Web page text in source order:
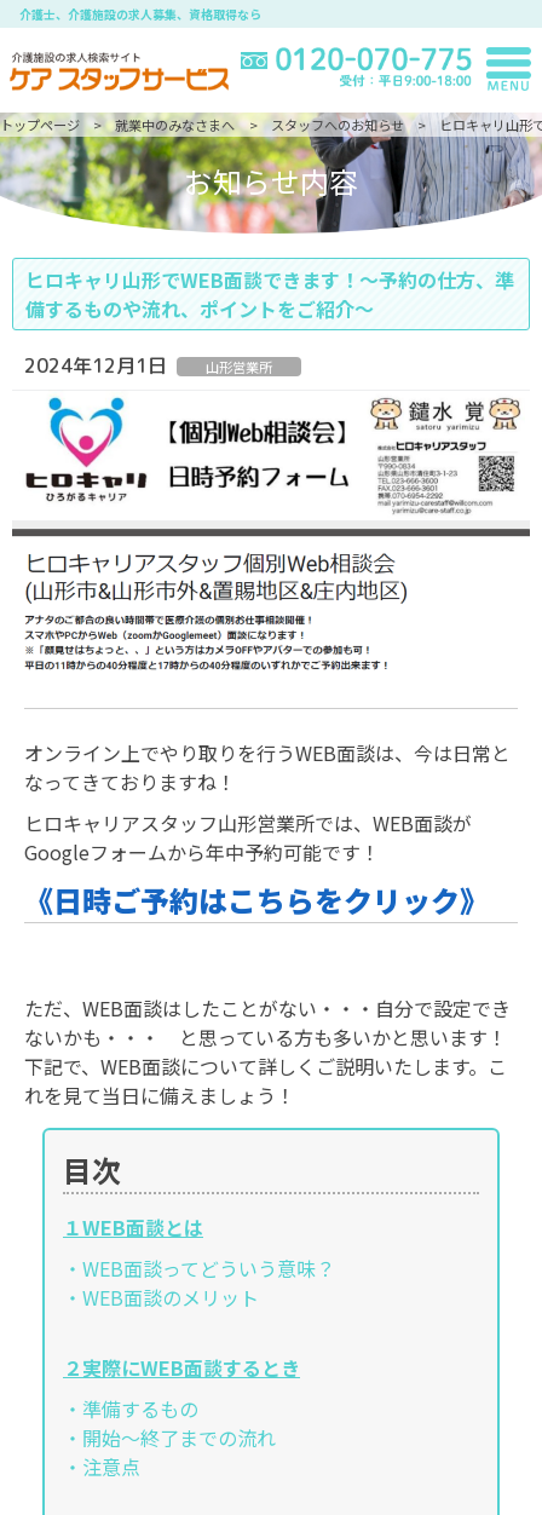
介護士、介護施設の求人募集、資格取得なら
トップページ 就業中のみなさまへ スタッフへのお知らせ ヒロキャリ山形
お知らせ内容
ヒロキャリ山形でWEB面談できます！～予約の仕方、準
備するものや流れ、ポイントをご紹介～
2024年12月1日 山形営業所
オンライン上でやり取りを行うWEB面談は、今は日常と
なってきておりますね！
ヒロキャリアスタッフ山形営業所では、WEB面談が
Googleフォームから年中予約可能です！
《日時ご予約はこちらをクリック》
ただ、WEB面談はしたことがない・・・自分で設定でき
ないかも・・・ と思っている方も多いかと思います！
下記で、WEB面談について詳しくご説明いたします。こ
れを見て当日に備えましょう！
目次
１WEB面談とは
・WEB面談ってどういう意味？
・WEB面談のメリット
２実際にWEB面談するとき
・準備するもの
・開始～終了までの流れ
・注意点